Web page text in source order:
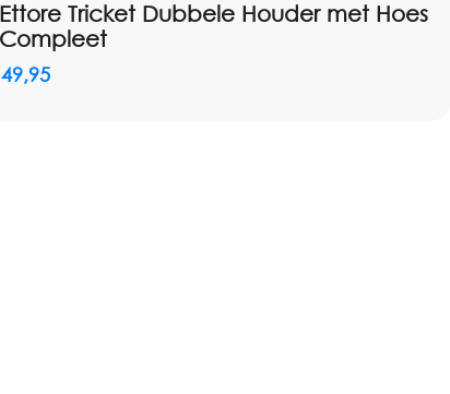
Ettore Tricket Dubbele Houder met Hoes
Compleet
49,95